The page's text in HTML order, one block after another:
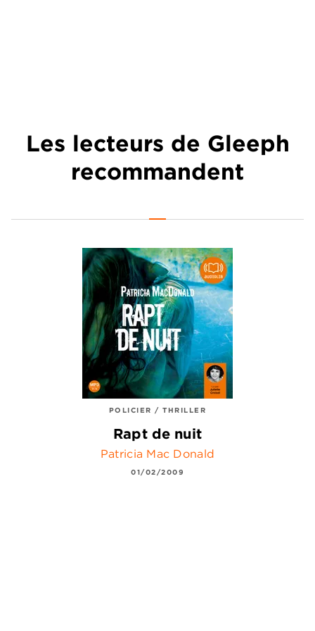
Les lecteurs de Gleeph
recommandent
POLICIER / THRILLER
Rapt de nuit
Patricia Mac Donald
01/02/2009